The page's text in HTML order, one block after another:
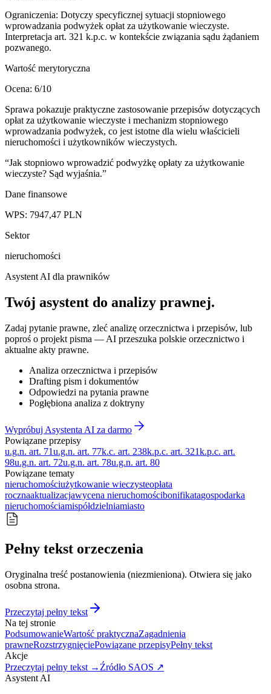
Ograniczenia: Dotyczy specyficznej sytuacji stopniowego
wprowadzania podwyżek opłat za użytkowanie wieczyste.
Interpretacja art. 321 k.p.c. w kontekście związania sądu żądaniem
pozwanego.
Wartość merytoryczna
Ocena: 6/10
Sprawa pokazuje praktyczne zastosowanie przepisów dotyczących
opłat za użytkowanie wieczyste i mechanizm stopniowego
wprowadzania podwyżek, co jest istotne dla wielu właścicieli
nieruchomości i użytkowników wieczystych.
“Jak stopniowo wprowadzić podwyżkę opłaty za użytkowanie
wieczyste? Sąd wyjaśnia.”
Dane finansowe
WPS: 7947,47 PLN
Sektor
nieruchomości
Asystent AI dla prawników
Twój asystent do analizy prawnej.
Zadaj pytanie prawne, zleć analizę orzecznictwa i przepisów, lub
poproś o projekt pisma — AI przeszuka polskie orzecznictwo i
aktualne akty prawne.
Analiza orzecznictwa i przepisów
Drafting pism i dokumentów
Odpowiedzi na pytania prawne
Pogłębiona analiza z doktryny
Wypróbuj Asystenta AI za darmo
Powiązane przepisy
u.g.n. art. 71u.g.n. art. 77k.c. art. 238k.p.c. art. 321k.p.c. art.
98u.g.n. art. 72u.g.n. art. 78u.g.n. art. 80
Powiązane tematy
nieruchomościużytkowanie wieczysteopłata
rocznaaktualizacjawycena nieruchomościbonifikatagospodarka
nieruchomościamispółdzielniamiasto
Pełny tekst orzeczenia
Oryginalna treść postanowienia (niezmieniona). Otwiera się jako
osobna strona.
Przeczytaj pełny tekst
Na tej stronie
PodsumowanieWartość praktycznaZagadnienia
prawneRozstrzygnięciePowiązane przepisyPełny tekst
Akcje
Przeczytaj pełny tekst → Źródło SAOS ↗
Asystent AI